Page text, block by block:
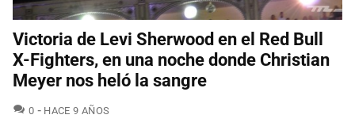
Victoria de Levi Sherwood en el Red Bull
X-Fighters, en una noche donde Christian
Meyer nos heló la sangre
0 COMENTARIOS
HACE 9 AÑOS